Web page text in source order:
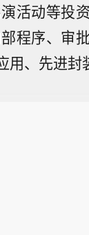
活动等投
程序、审
、先进封